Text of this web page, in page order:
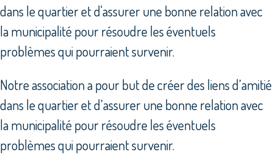
dans le quartier et d'assurer une bonne relation avec
la municipalité pour résoudre les éventuels
problèmes qui pourraient survenir.
Notre association a pour but de créer des liens d’amitié
dans le quartier et d’assurer une bonne relation avec
la municipalité pour résoudre les éventuels
problèmes qui pourraient survenir.